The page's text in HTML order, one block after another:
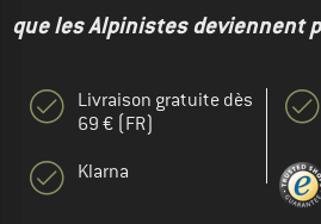
que les Alpinistes deviennent
Livraison gratuite dès
69 € (FR)
Klarna